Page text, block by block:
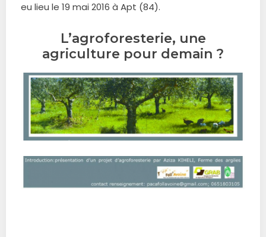
eu lieu le 19 mai 2016 à Apt (84).
L’agroforesterie, une
agriculture pour demain ?